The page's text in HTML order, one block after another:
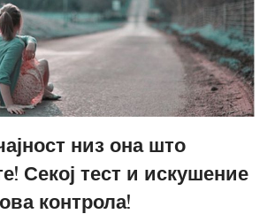
низ она што
Секој тест и искушение
контрола!